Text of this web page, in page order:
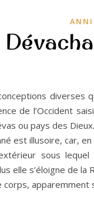
diverses
de l’Occident
ou pays des
est illusoire, car,
sous
elle s’éloigne de
apparemment